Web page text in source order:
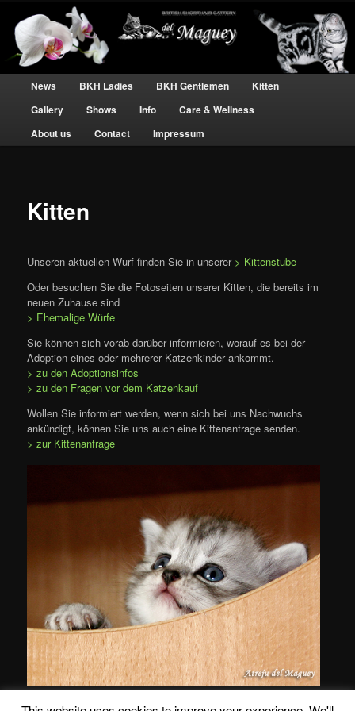
Britisch Kurzhaar silber tabby – Del
Maguey
BKH Katzen und Kater – silver tabby Hobbyzucht
Main menuSkip to primary content
Skip to secondary content
News BKH Ladies BKH Gentlemen
Kitten
Gallery
Shows Info
Care & Wellness
About us
Contact Impressum
Kitten
Unseren aktuellen Wurf finden Sie in unserer > Kittenstube
Oder besuchen Sie die Fotoseiten unserer Kitten, die bereits im
neuen Zuhause sind
> Ehemalige Würfe
Sie können sich vorab darüber informieren, worauf es bei der
Adoption eines oder mehrerer Katzenkinder ankommt.
> zu den Adoptionsinfos
> zu den Fragen vor dem Katzenkauf
Wollen Sie informiert werden, wenn sich bei uns Nachwuchs
ankündigt, können Sie uns auch eine Kittenanfrage senden.
> zur Kittenanfrage